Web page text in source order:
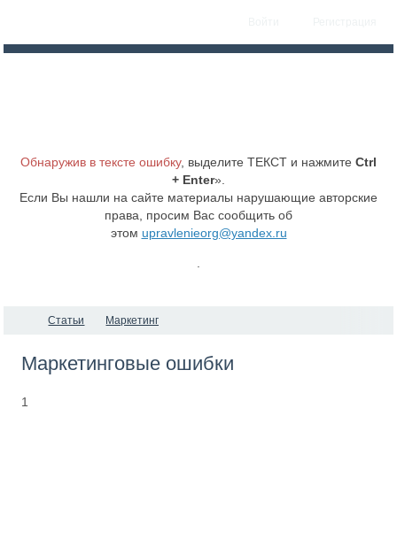
Обнаружив в тексте ошибку, выделите ТЕКСТ и нажмите Ctrl
+ Enter».
Если Вы нашли на сайте материалы нарушающие авторские
права, просим Вас сообщить об
этом upravlenieorg@yandex.ru
Статьи Маркетинг
Маркетинговые ошибки
1